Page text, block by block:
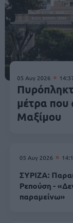
05 Αυγ 2026
μέτρα που
Μαξίμου
05 Αυγ 2026
ΣΥΡΙΖΑ:
Ρεπούση -
παραμείνω»